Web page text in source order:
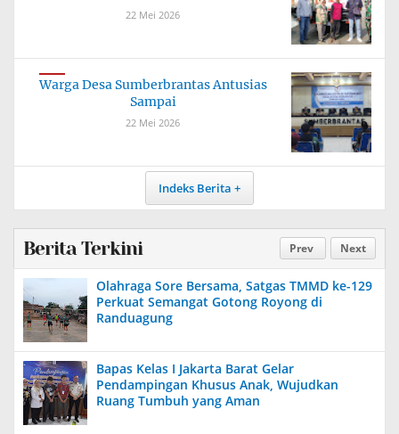
22 Mei 2026
Warga Desa Sumberbrantas Antusias
Sampai
22 Mei 2026
Indeks Berita
Prev Next
Berita Terkini
Olahraga Sore Bersama, Satgas TMMD ke-129
Perkuat Semangat Gotong Royong di
Randuagung
Bapas Kelas I Jakarta Barat Gelar
Pendampingan Khusus Anak, Wujudkan
Ruang Tumbuh yang Aman